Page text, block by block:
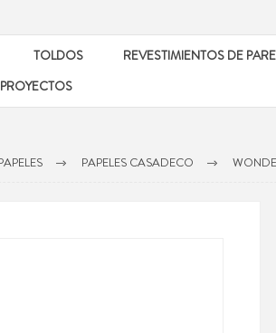
TOLDOS REVESTIMIENTOS DE
PROYECTOS
PAPELES CASADECO